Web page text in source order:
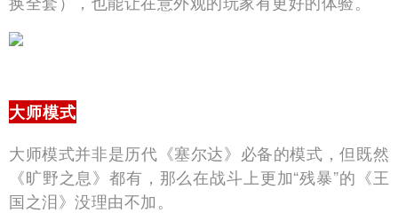
大师模式
大师模式并非是历代《塞尔达》必备的模式，但既然
《旷野之息》都有，那么在战斗上更加“残暴”的《王
国之泪》没理由不加。